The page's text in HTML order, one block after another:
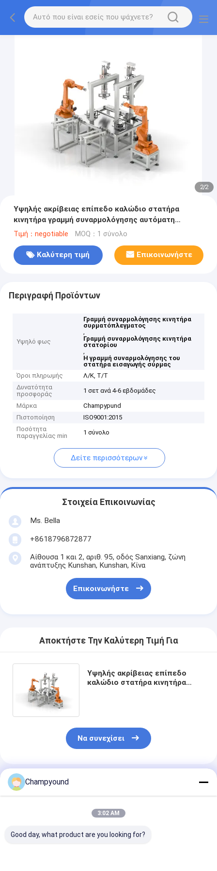
2/2
Υψηλής ακρίβειας επίπεδο καλώδιο στατήρα
κινητήρα γραμμή συναρμολόγησης αυτόματη
εισαγωγή καλωδίου
Τιμή：negotiable MOQ：1 σύνολο
Καλύτερη τιμή Επικοινωνήστε
Περιγραφή Προϊόντων
Υψηλό φως
Γραμμή συναρμολόγησης κινητήρα
συρματόπλεγματος
,
Γραμμή συναρμολόγησης κινητήρα
στατορίου
,
Η γραμμή συναρμολόγησης του
στατήρα εισαγωγής σύρμας
Όροι πληρωμής
Λ/Κ, Τ/Τ
Δυνατότητα
προσφοράς
1 σετ ανά 4-6 εβδομάδες
Μάρκα
Champypund
Πιστοποίηση
ISO9001:2015
Ποσότητα
παραγγελίας min
1 σύνολο
Δείτε περισσότερων
Στοιχεία Επικοινωνίας
Ms. Bella
+8618796872877
Αίθουσα 1 και 2, αριθ. 95, οδός Sanxiang, ζώνη
ανάπτυξης Kunshan, Kunshan, Κίνα
Επικοινωνήστε
Αποκτήστε Την Καλύτερη Τιμή Για
Υψηλής ακρίβειας επίπεδο
καλώδιο στατήρα κινητήρα
Να συνεχίσει
Συνιστώμενα Προϊόντα
Champyound
3:02 AM
Good day, what product are you looking for?